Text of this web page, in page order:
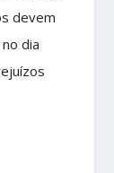
devem
dia